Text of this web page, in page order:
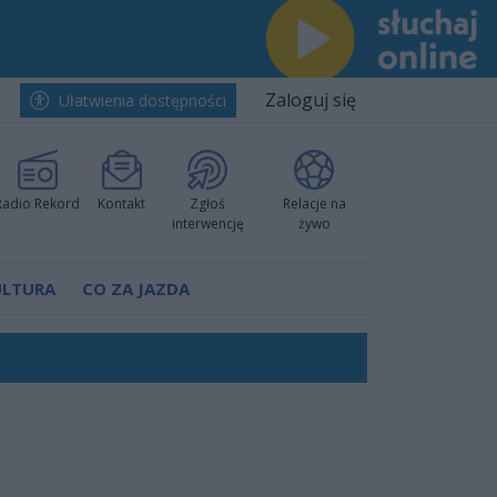
Ułatwienia dostępności Zaloguj się
Rekord Kontakt
Zgłoś
interwencję
Relacje na
żywo
CO ZA JAZDA